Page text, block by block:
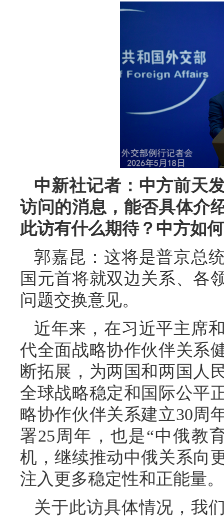
中新社记者：中方前天
访问的消息，能否具体介
此访有什么期待？中方如
郭嘉昆：这将是普京总
国元首将就双边关系、各
问题交换意见。
近年来，在习近平主席
代全面战略协作伙伴关系
断拓展，为两国和两国人
全球战略稳定和国际公平
略协作伙伴关系建立30周
署25周年，也是“中俄教
机，继续推动中俄关系向
注入更多稳定性和正能量。
关于此访具体情况，我